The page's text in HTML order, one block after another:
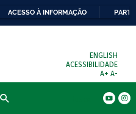
ACESSO À INFORMAÇÃO
ENGLISH
ACESSIBILIDADE
A+ A-